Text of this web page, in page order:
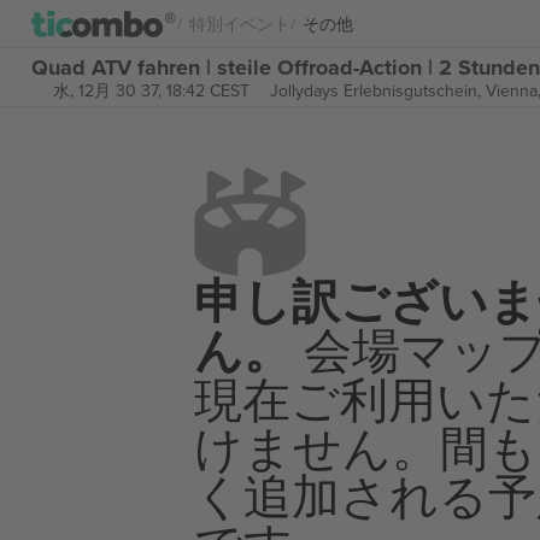
特別イベント その他
Quad ATV fahren | steile Offroad-Action | 2
水, 12月 30 37, 18:42 CEST Jollydays Erlebnisgutschein,
申し訳ござい
ん。 会場マッ
現在ご利用い
けません。間
く追加される